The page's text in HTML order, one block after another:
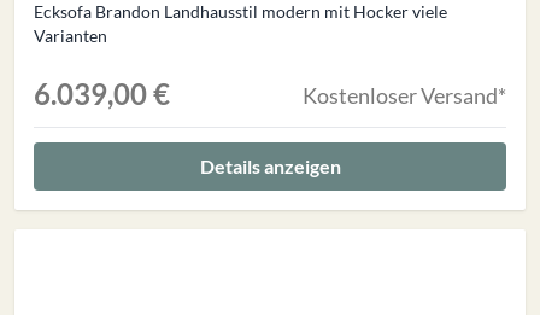
Ecksofa Brandon Landhausstil modern mit Hocker viele
Varianten
6.039,00 € Kostenloser Versand*
Details anzeigen